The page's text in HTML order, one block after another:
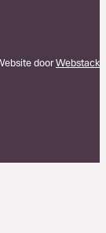
doorWebstack